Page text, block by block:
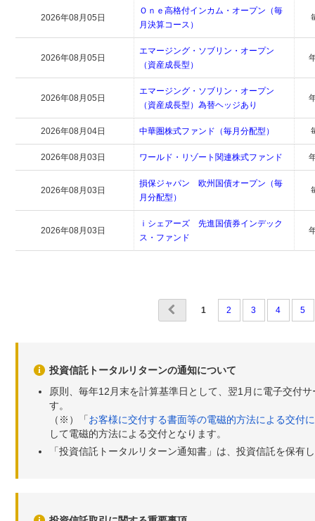
2026年08月05日
Ｏｎｅ高格付インカム・オープン（毎
月決算コース）
2026年08月05日
エマージング・ソブリン・オープン
（資産成長型）
2026年08月05日
エマージング・ソブリン・オープン
（資産成長型）為替ヘッジあり
2026年08月04日 中華圏株式ファンド（毎月分配型）
2026年08月03日 ワールド・リゾート関連株式ファンド
2026年08月03日
損保ジャパン 欧州国債オープン（毎
月分配型）
2026年08月03日
ｉシェアーズ 先進国債券インデック
ス・ファンド
1 2 3 4 5
投資信託トータルリターンの通知について
原則、毎年12月末を計算基準日として、翌1月に電子交付
す。
（※）「お客様に交付する書面等の電磁的方法による交付
して電磁的方法による交付となります。
「投資信託トータルリターン通知書」は、投資信託を保有